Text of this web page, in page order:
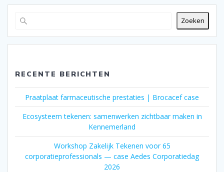
Zoeken
RECENTE BERICHTEN
Praatplaat farmaceutische prestaties | Brocacef case
Ecosysteem tekenen: samenwerken zichtbaar maken in
Kennemerland
Workshop Zakelijk Tekenen voor 65
corporatieprofessionals — case Aedes Corporatiedag
2026